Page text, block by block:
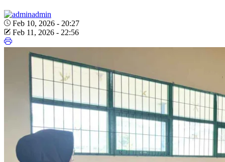
admin
Feb 10, 2026 - 20:27
Feb 11, 2026 - 22:56